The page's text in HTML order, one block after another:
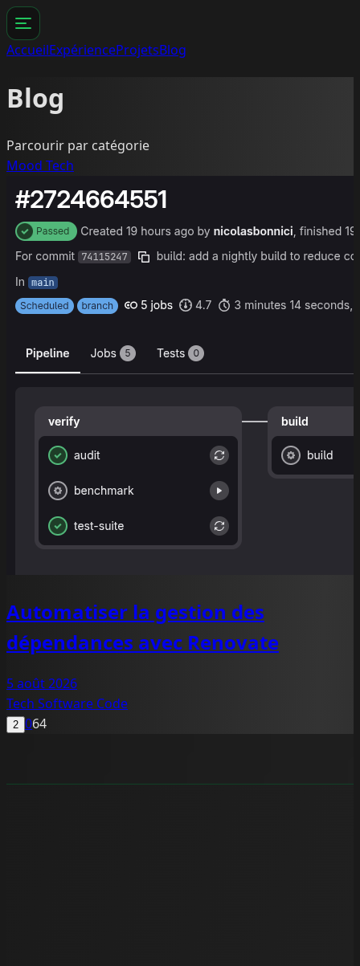
AccueilExpérienceProjetsBlog
Blog
Parcourir par catégorie
Mood Tech
Automatiser la gestion des
dépendances avec Renovate
5 août 2026
Tech Software Code
2 064